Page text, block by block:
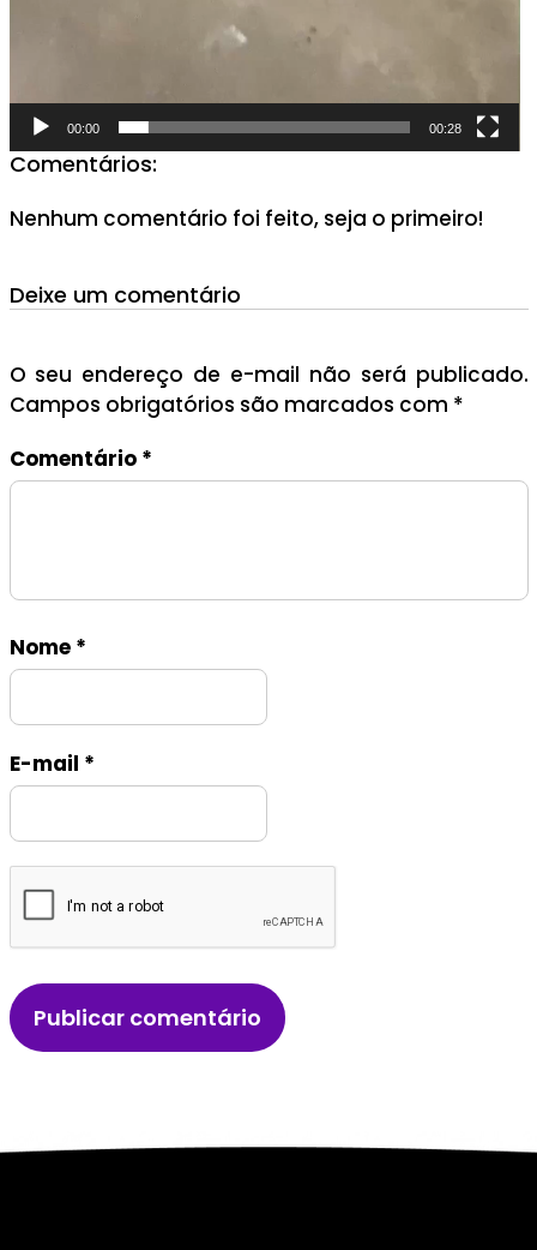
00:00 00:28
Comentários:
Nenhum comentário foi feito, seja o primeiro!
Deixe um comentário
O seu endereço de e-mail não será publicado.
Campos obrigatórios são marcados com *
Comentário *
Nome *
E-mail *